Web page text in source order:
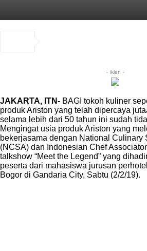
- iklan -
JAKARTA, ITN- BAGI tokoh kuliner
produk Ariston yang telah dipercaya
selama lebih dari 50 tahun ini sudah
Mengingat usia produk Ariston yang
bekerjasama dengan National Culinary
(NCSA) dan Indonesian Chef
talkshow “Meet the Legend” yang
peserta dari mahasiswa jurusan
Bogor di Gandaria City, Sabtu (2/2/19).